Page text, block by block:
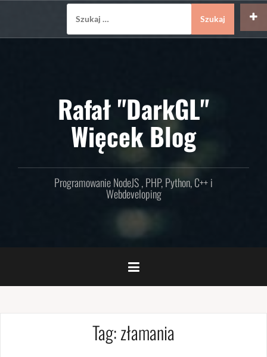
Rafał "DarkGL"
Więcek Blog
Programowanie NodeJS , PHP, Python, C++ i
Webdeveloping
Tag:złamania